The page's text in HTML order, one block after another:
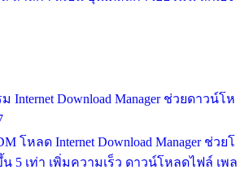
Internet Download Manager ช่วยดาวน์โห
โหลด Internet Download Manager ช่วยโ
5 เท่า เพิ่มความเร็ว ดาวน์โหลดไฟล์ เพล